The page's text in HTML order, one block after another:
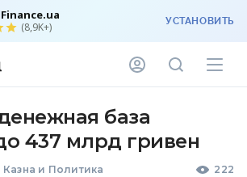
(8,9K+) УСТАНОВИТЬ
база
437 млрд гривен
Казна и Политика 222